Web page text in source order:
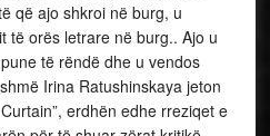
që ajo shkroi në burg, u
të orës letrare në burg.. Ajo u
të rëndë dhe u vendos
Irina Ratushinskaya jeton
erdhën edhe rreziqet e